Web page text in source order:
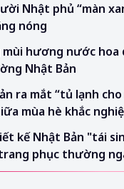
Nhật phủ “màn
nóng
hương nước hoa
Nhật Bản
ra mắt “tủ lạnh
mùa hè khắc
kế Nhật Bản "tái
phục thường